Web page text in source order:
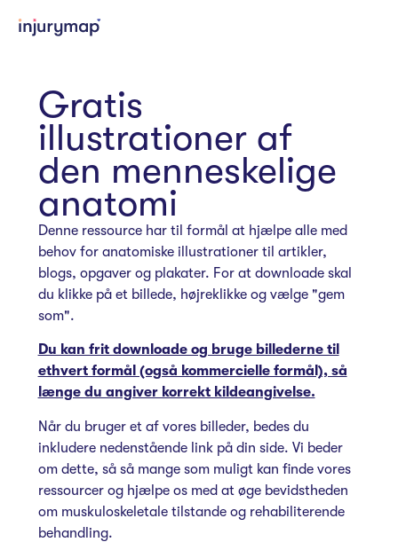
Gratis
illustrationer af
den menneskelige
anatomi
Denne ressource har til formål at hjælpe alle med
behov for anatomiske illustrationer til artikler,
blogs, opgaver og plakater. For at downloade skal
du klikke på et billede, højreklikke og vælge "gem
som".
Du kan frit downloade og bruge billederne til
ethvert formål (også kommercielle formål), så
længe du angiver korrekt kildeangivelse.
Når du bruger et af vores billeder, bedes du
inkludere nedenstående link på din side. Vi beder
om dette, så så mange som muligt kan finde vores
ressourcer og hjælpe os med at øge bevidstheden
om muskuloskeletale tilstande og rehabiliterende
behandling.